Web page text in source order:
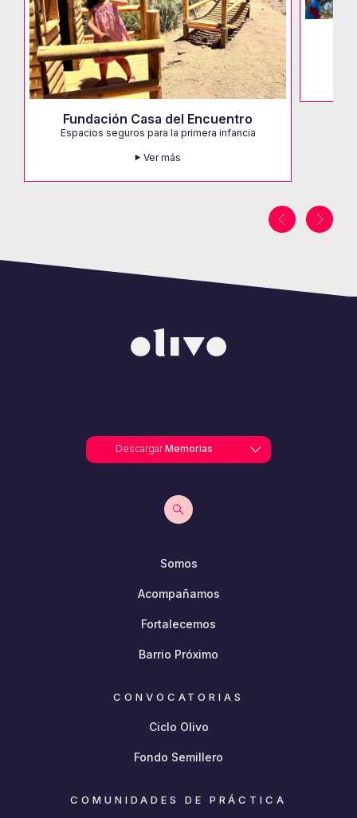
Fundación Casa del Encuentro
Espacios seguros para la primera infancia
Ver más
DescargarMemorias
Somos
Acompañamos
Fortalecemos
Barrio Próximo
CONVOCATORIAS
Ciclo Olivo
Fondo Semillero
COMUNIDADES DE PRÁCTICA